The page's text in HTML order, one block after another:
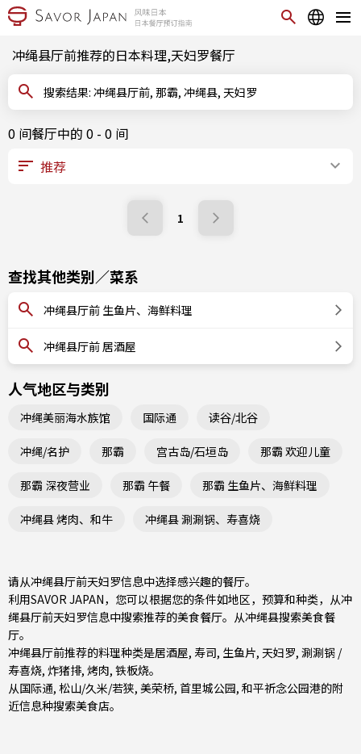
冲绳县厅前推荐的日本料理,天妇罗餐厅
搜索结果: 冲绳县厅前, 那霸, 冲绳县, 天妇罗
0 间餐厅中的 0 - 0 间
1
查找其他类别／菜系
冲绳县厅前 生鱼片、海鲜料理
冲绳县厅前 居酒屋
人气地区与类别
冲绳美丽海水族馆 国际通 读谷/北谷
冲绳/名护 那霸 宫古岛/石垣岛 那霸 欢迎儿童
那霸 深夜营业 那霸 午餐 那霸 生鱼片、海鲜料理
冲绳县 烤肉、和牛 冲绳县 涮涮锅、寿喜烧
请从冲绳县厅前天妇罗信息中选择感兴趣的餐厅。
利用SAVOR JAPAN，您可以根据您的条件如地区，预算和种类，从冲
绳县厅前天妇罗信息中搜索推荐的美食餐厅。从冲绳县搜索美食餐
厅。
冲绳县厅前推荐的料理种类是居酒屋, 寿司, 生鱼片, 天妇罗, 涮涮锅 /
寿喜烧, 炸猪排, 烤肉, 铁板烧。
从国际通, 松山/久米/若狭, 美荣桥, 首里城公园, 和平祈念公园港的附
近信息种搜索美食店。